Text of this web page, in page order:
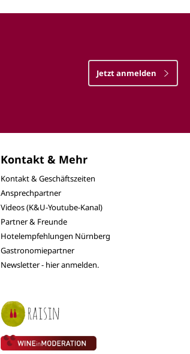
Jetzt anmelden
Kontakt & Mehr
Kontakt & Geschäftszeiten
Ansprechpartner
Videos (K&U-Youtube-Kanal)
Partner & Freunde
Hotelempfehlungen Nürnberg
Gastronomiepartner
Newsletter - hier anmelden.